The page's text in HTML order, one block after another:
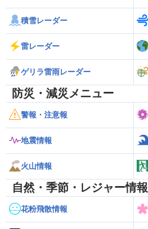
積雪レーダー
雷レーダー
ゲリラ雷雨レーダー
防災・減災メニュー
警報・注意報
地震情報
火山情報
自然・季節・レジャー情報
花粉飛散情報